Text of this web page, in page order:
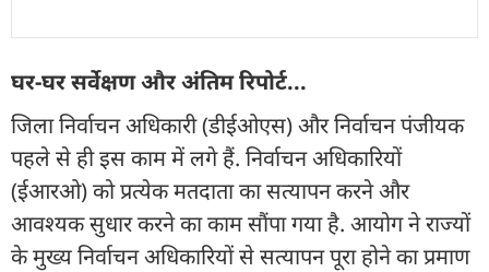
घर-घर सर्वेक्षण और अंतिम रिपोर्ट...
जिला निर्वाचन अधिकारी (डीईओएस) और निर्वाचन पंजीयक
पहले से ही इस काम में लगे हैं. निर्वाचन अधिकारियों
(ईआरओ) को प्रत्येक मतदाता का सत्यापन करने और
आवश्यक सुधार करने का काम सौंपा गया है. आयोग ने राज्यों
के मुख्य निर्वाचन अधिकारियों से सत्यापन पूरा होने का प्रमाण